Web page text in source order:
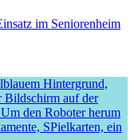
im Seniorenheim